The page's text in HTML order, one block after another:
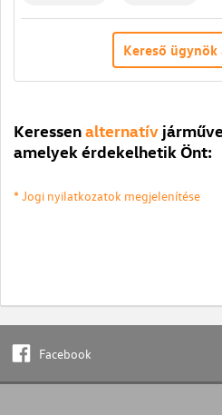
Kereső ügynök
Keressenalternatív
amelyek érdekelhetik Önt:
* Jogi nyilatkozatok megjelenítése
Facebook